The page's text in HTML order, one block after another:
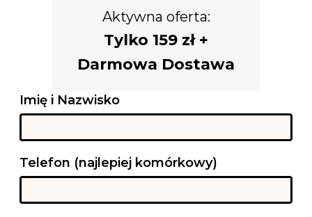
Aktywna oferta:
Tylko 159 zł +
Darmowa Dostawa
Imię i Nazwisko
Telefon (najlepiej komórkowy)